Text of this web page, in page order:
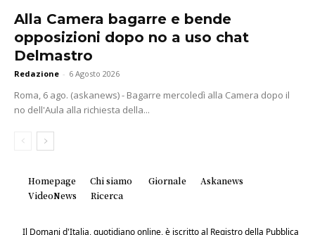
Alla Camera bagarre e bende
opposizioni dopo no a uso chat
Delmastro
Redazione - 6 Agosto 2026
Roma, 6 ago. (askanews) - Bagarre mercoledì alla Camera dopo il
no dell'Aula alla richiesta della...
Homepage Chi siamo Giornale
Askanews
VideoNews
Ricerca
Il Domani d'Italia, quotidiano online, è iscritto al Registro della Pubblica